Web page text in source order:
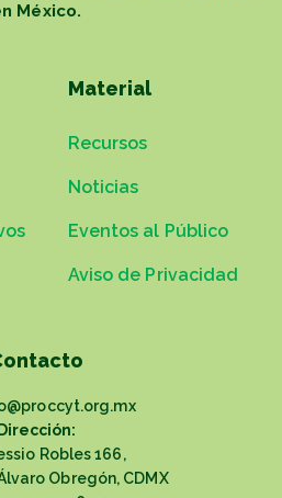
México.
Material
Recursos
Noticias
Eventos al Público
Aviso de Privacidad
Dirección:
Robles 166,
Obregón, CDMX